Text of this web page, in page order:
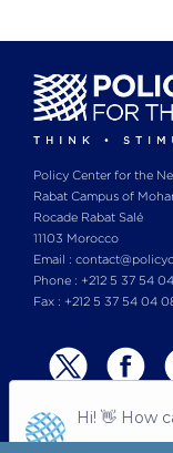
Policy Center for the
Rabat Campus of
Rocade Rabat Salé
11103 Morocco
Email :
Phone : +212 5 37 54
Fax : +212 5 37 54 04